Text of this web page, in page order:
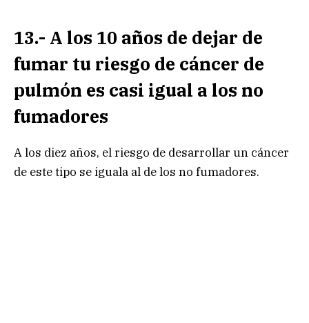
13.- A los 10 años de dejar de
fumar tu riesgo de cáncer de
pulmón es casi igual a los no
fumadores
A los diez años, el riesgo de desarrollar un cáncer
de este tipo se iguala al de los no fumadores.